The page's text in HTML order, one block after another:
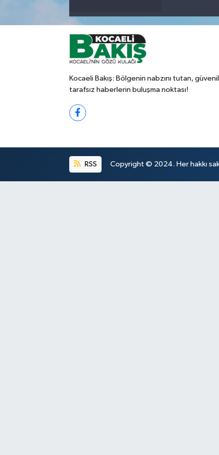
Kocaeli Bakış: Bölgenin nabzını tutan,
tarafsız haberlerin buluşma noktası!
RSS Copyright © 2024. Her hakkı